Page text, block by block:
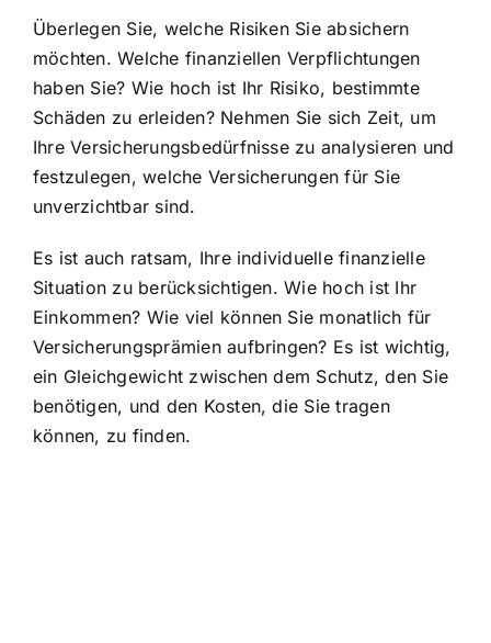
Überlegen Sie, welche Risiken Sie absichern
möchten. Welche finanziellen Verpflichtungen
haben Sie? Wie hoch ist Ihr Risiko, bestimmte
Schäden zu erleiden? Nehmen Sie sich Zeit, um
Ihre Versicherungsbedürfnisse zu analysieren und
festzulegen, welche Versicherungen für Sie
unverzichtbar sind.
Es ist auch ratsam, Ihre individuelle finanzielle
Situation zu berücksichtigen. Wie hoch ist Ihr
Einkommen? Wie viel können Sie monatlich für
Versicherungsprämien aufbringen? Es ist wichtig,
ein Gleichgewicht zwischen dem Schutz, den Sie
benötigen, und den Kosten, die Sie tragen
können, zu finden.